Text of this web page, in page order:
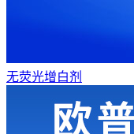
无荧光增白剂